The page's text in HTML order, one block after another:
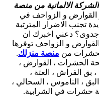
الالمانية من منصة
و الزواحف في
الاضرار المترتبة
دعني اخبرك ان
و الزواحف توفرها
منمنصة منزلك.
الحشرات ، القوارض ،
بق الفراش ، العتة ،
، الناموس ، السحالي ،
حشرات في الشرابية.